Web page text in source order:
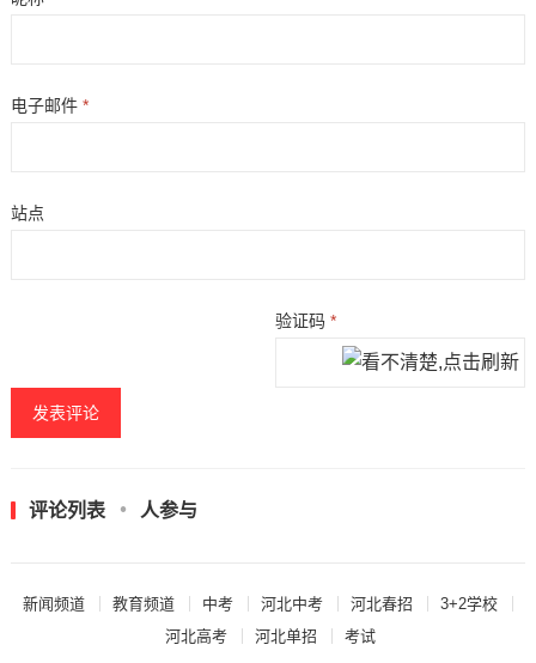
电子邮件 *
站点
验证码*
评论列表 人参与
新闻频道 教育频道 中考 河北中考 河北春招
3+2学校
河北高考
河北单招 考试